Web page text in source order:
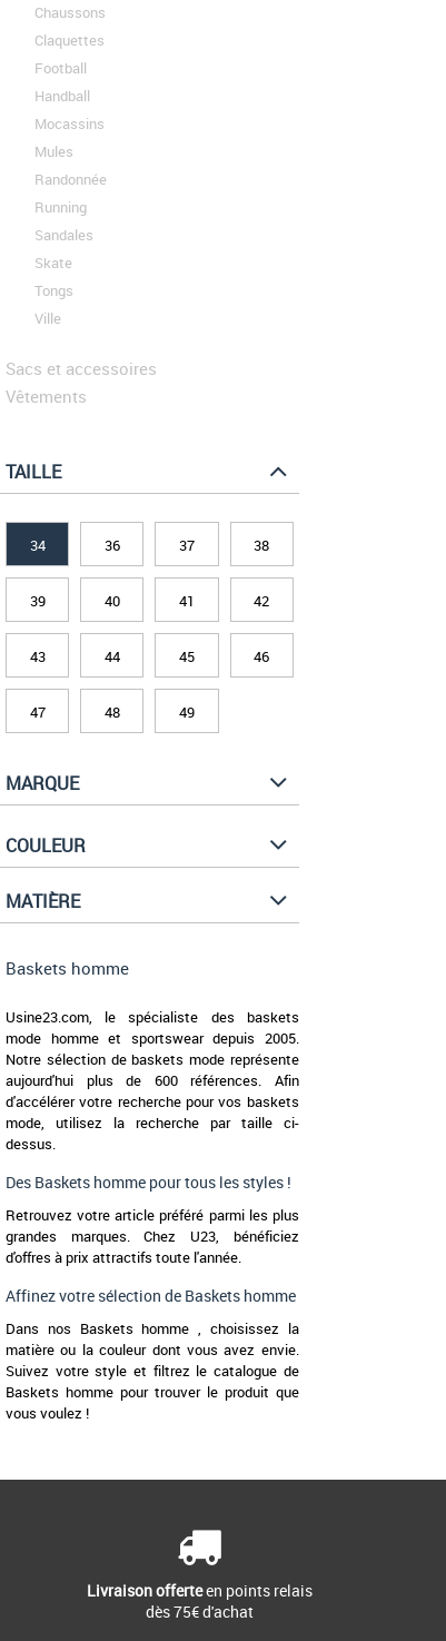
Chaussons
Claquettes
Football
Handball
Mocassins
Mules
Randonnée
Running
Sandales
Skate
Tongs
Ville
Sacs et accessoires
Vêtements
TAILLE
34 36 37 38
39 40 41 42
43 44 45 46
47 48 49
MARQUE
COULEUR
MATIÈRE
Baskets homme
Usine23.com, le spécialiste des baskets
mode homme et sportswear depuis 2005.
Notre sélection de baskets mode représente
aujourd'hui plus de 600 références. Afin
d'accélérer votre recherche pour vos baskets
mode, utilisez la recherche par taille ci-
dessus.
Des Baskets homme pour tous les styles !
Retrouvez votre article préféré parmi les plus
grandes marques. Chez U23, bénéficiez
d'offres à prix attractifs toute l'année.
Affinez votre sélection de Baskets homme
Dans nos Baskets homme , choisissez la
matière ou la couleur dont vous avez envie.
Suivez votre style et filtrez le catalogue de
Baskets homme pour trouver le produit que
vous voulez !
Livraison offerteen points relais
dès 75€ d'achat